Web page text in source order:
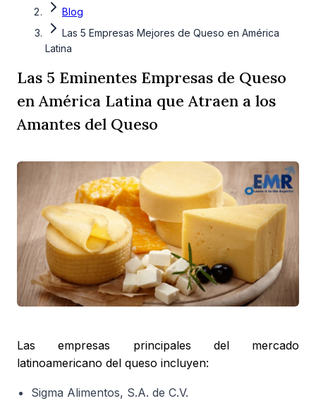
Blog
Las 5 Empresas Mejores de Queso en América
Latina
Las 5 Eminentes Empresas de Queso
en América Latina que Atraen a los
Amantes del Queso
Las empresas principales del mercado
latinoamericano del queso incluyen:
Sigma Alimentos, S.A. de C.V.